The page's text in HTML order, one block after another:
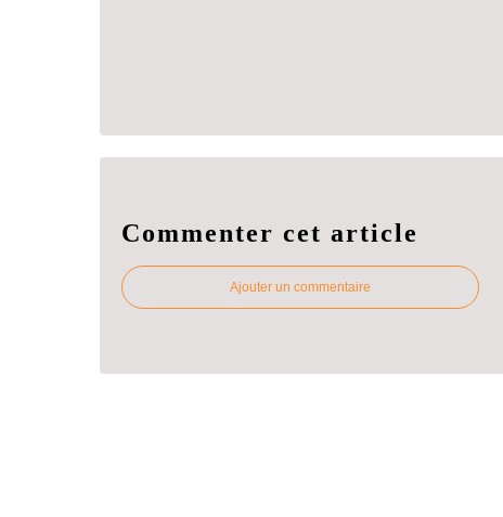
Commenter cet article
Ajouter un commentaire